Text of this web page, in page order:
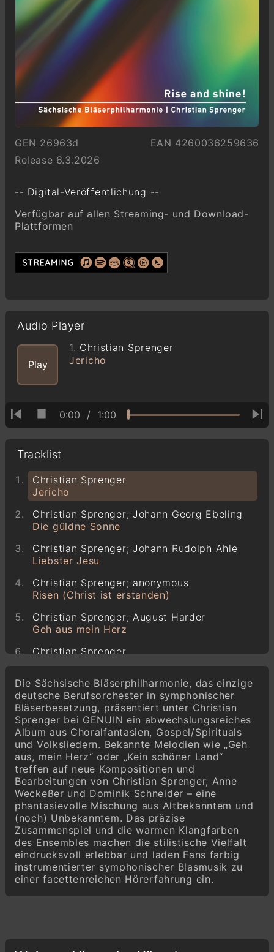
GEN 26963d
EAN 4260036259636
Release 6.3.2026
-- Digital-Veröffentlichung --
Verfügbar auf allen Streaming- und Download-
Plattformen
Audio Player
Play
1. Christian Sprenger
Jericho
0:00 / 1:00
Tracklist
Christian Sprenger
Jericho
Christian Sprenger; Johann Georg Ebeling
Die güldne Sonne
Christian Sprenger; Johann Rudolph Ahle
Liebster Jesu
Christian Sprenger; anonymous
Risen (Christ ist erstanden)
Christian Sprenger; August Harder
Geh aus mein Herz
Christian Sprenger
The Irish
Christian Sprenger; Anton Wilhelm von
Zuccalmaglio
Kein schöner Land
Anne Weckeßer
Rückblick
Christian Sprenger
Looking back the years
Christian Sprenger
Rise and shine!
Anne Weckeßer; Spiritual
Oh, by an' by
Christian Sprenger; Spiritual
Comin’ for to carry me home (Swing low,
sweet chariot)
Die Sächsische Bläserphilharmonie, das einzige
deutsche Berufsorchester in symphonischer
Bläserbesetzung, präsentiert unter Christian
Sprenger bei GENUIN ein abwechslungsreiches
Album aus Choralfantasien, Gospel/Spirituals
und Volksliedern. Bekannte Melodien wie „Geh
aus, mein Herz“ oder „Kein schöner Land“
treffen auf neue Kompositionen und
Bearbeitungen von Christian Sprenger, Anne
Weckeßer und Dominik Schneider – eine
phantasievolle Mischung aus Altbekanntem und
(noch) Unbekanntem. Das präzise
Zusammenspiel und die warmen Klangfarben
des Ensembles machen die stilistische Vielfalt
eindrucksvoll erlebbar und laden Fans farbig
instrumentierter symphonischer Blasmusik zu
einer facettenreichen Hörerfahrung ein.